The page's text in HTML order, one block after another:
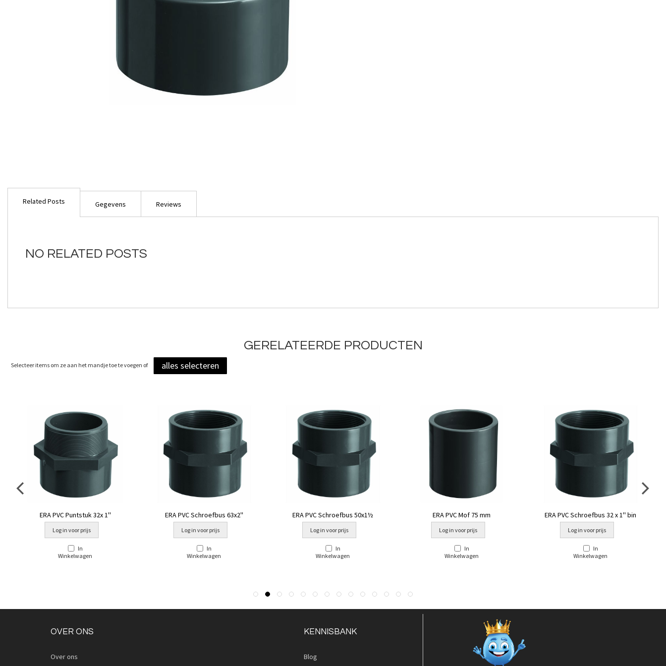
gallerij
Related Posts
NO RELATED POSTS
Gegevens Reviews
GERELATEERDE PRODUCTEN
Selecteer items om ze aan het mandje toe te voegen of alles selecteren
ERA PVC Puntstuk 32x 1''
Log in voor prijs
In
Winkelwagen
ERA PVC Schroefbus 63x2''
Log in voor prijs
In
Winkelwagen
ERA PVC Schroefbus 50x1½
Log in voor prijs
In
Winkelwagen
ERA PVC Mof 75 mm
Log in voor prijs
In
Winkelwagen
ERA PVC Schroefbus 32 x 1'' bin
Log in voor prijs
In
Winkelwagen
OVER ONS
Over ons
KENNISBANK
Blog